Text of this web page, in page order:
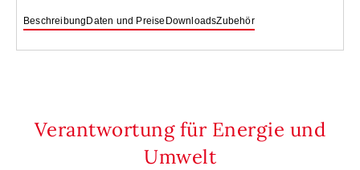
BeschreibungDaten und Preise DownloadsZubehör
Verantwortung für Energie und
Umwelt